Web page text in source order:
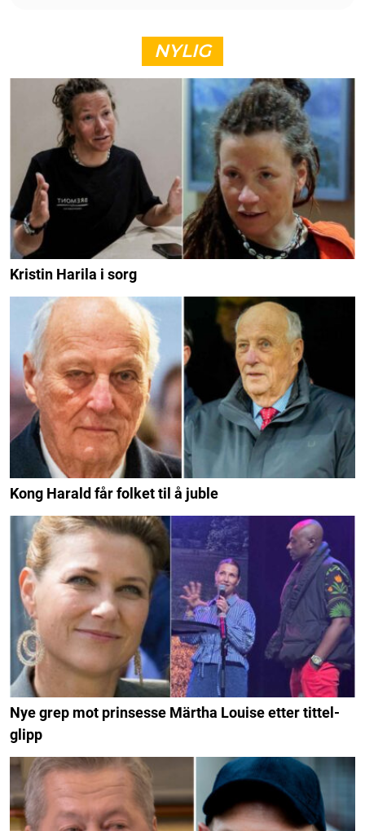
NYLIG
Kristin Harila i sorg
Kong Harald får folket til å juble
Nye grep mot prinsesse Märtha Louise etter tittel-
glipp